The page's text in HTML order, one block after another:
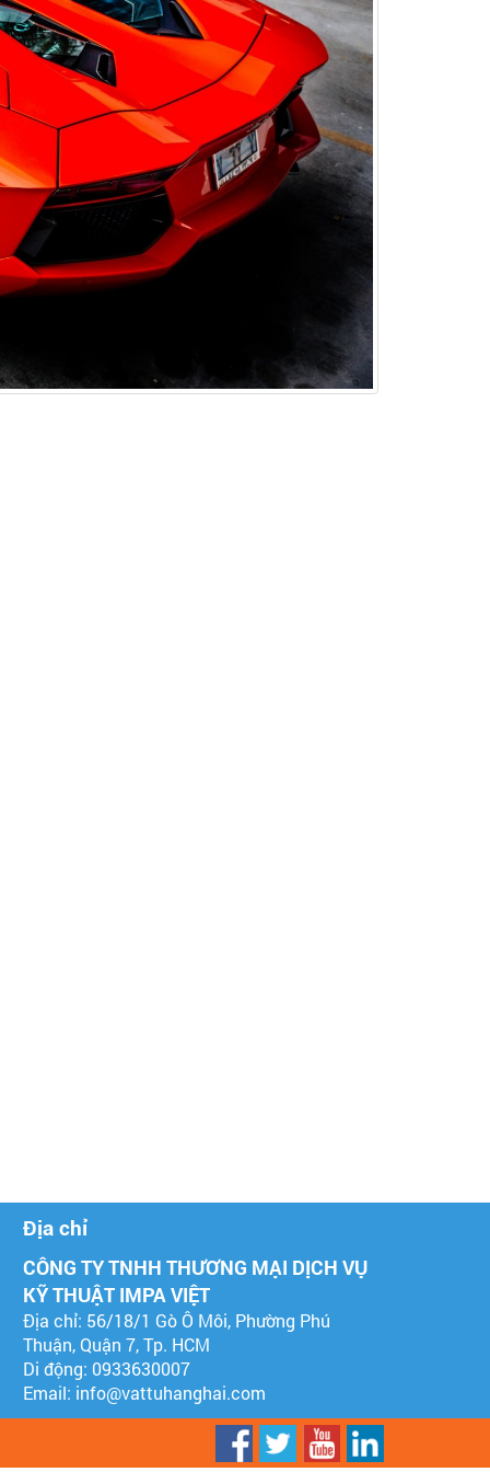
Địa chỉ
CÔNG TY TNHH THƯƠNG MẠI DỊCH VỤ
KỸ THUẬT IMPA VIỆT
Địa chỉ: 56/18/1 Gò Ô Môi, Phường Phú
Thuận, Quận 7, Tp. HCM
Di động: 0933630007
Email: info@vattuhanghai.com